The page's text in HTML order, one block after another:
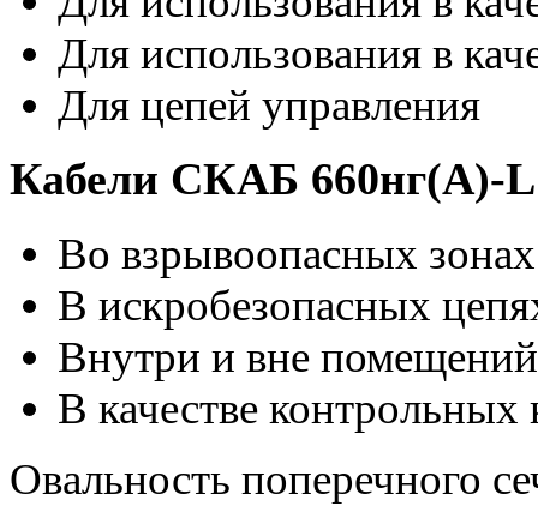
Для использования в
Для цепей управления
Кабели СКАБ 660нг(А)-
Во взрывоопасных
В искробезопасных
Внутри и вне помещений
В качестве контрольных
Овальность поперечного